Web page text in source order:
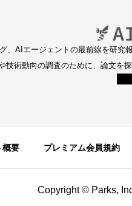
、AIエージェントの最前線を研
技術動向の調査のために、論文を
概要 プレミアム会員規約
Copyright © Parks,